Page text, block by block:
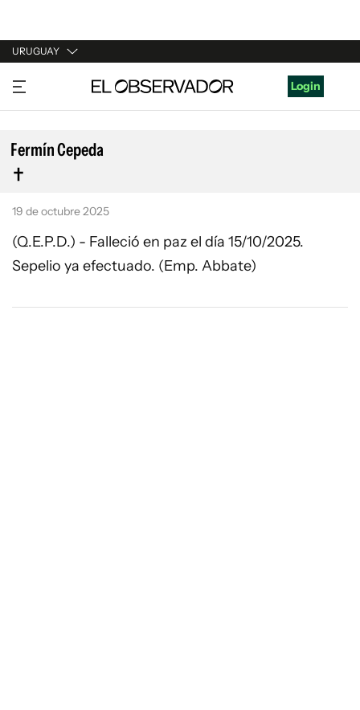
URUGUAY
URUGUAY
ARGENTINA
ESPAÑA
ESTADOS UNIDOS
Login
Fermín Cepeda
19 de octubre 2025
(Q.E.P.D.) - Falleció en paz el día 15/10/2025.
Sepelio ya efectuado. (Emp. Abbate)